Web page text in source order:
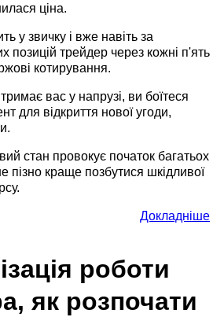
ціна.
у звичку і вже навіть за
позицій трейдер через кожні п'ять
котирування.
вас у напрузі, ви боїтеся
для відкриття нової угоди,
стан провокує початок багатьох
пізно краще позбутися шкідливої
Докладніше
роботи
як розпочати